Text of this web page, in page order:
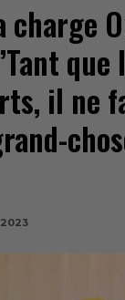
charge
il ne
2023